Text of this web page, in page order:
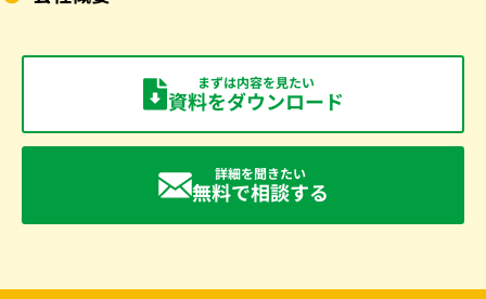
まずは内容を見たい
資料をダウンロード
詳細を聞きたい
無料で相談する